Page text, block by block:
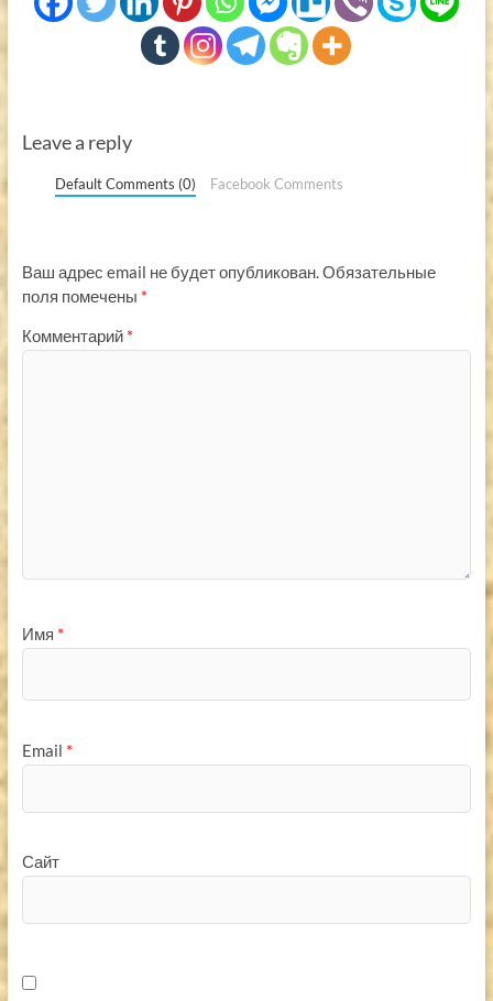
Leave a reply
Default Comments (0) Facebook Comments
Ваш адрес email не будет опубликован.Обязательные
поля помечены *
Комментарий *
Имя *
Email *
Сайт